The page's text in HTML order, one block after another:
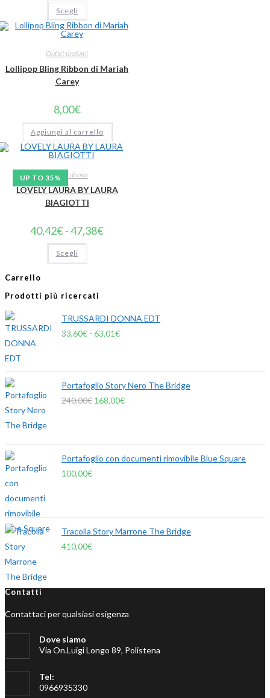
Scegli
Outlet profumi
Lollipop Bling Ribbon di Mariah
Carey
8,00€
Aggiungi al carrello
UP TO 35%Profumi donna
LOVELY LAURA BY LAURA
BIAGIOTTI
40,42€-47,38€
Scegli
Carrello
Prodotti più ricercati
TRUSSARDI DONNA EDT
33,60€ - 63,01€
Portafoglio Story Nero The Bridge
240,00€ 168,00€
Portafoglio con documenti rimovibile Blue Square
100,00€
Tracolla Story Marrone The Bridge
410,00€
Contatti
Contattaci per qualsiasi esigenza
Dove siamo
Via On.Luigi Longo 89, Polistena
Tel:
0966935330